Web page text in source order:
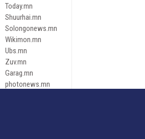
Today.mn
Shuurhai.mn
Solongonews.mn
Wikimon.mn
Ubs.mn
Zuv.mn
Garag.mn
photonews.mn